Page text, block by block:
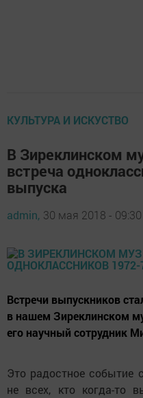
КУЛЬТУРА И ИСКУСТВО
В Зиреклинском
встреча
выпуска
admin, 30 мая 2018 - 09:30
Встречи выпускников
в нашем Зиреклинском
его научный сотрудник
Это радостное событие
не всех, кто когда-то